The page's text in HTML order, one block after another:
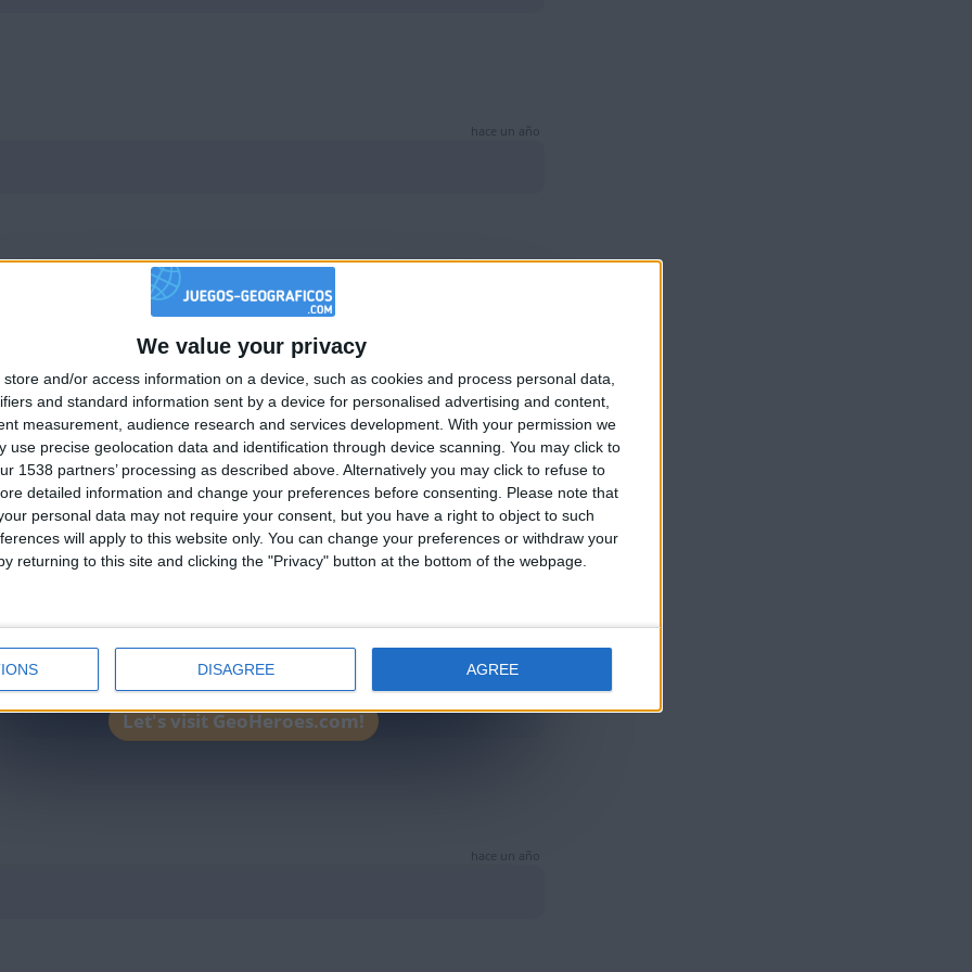
We value your privacy
store and/or access information on a device, such as cookies and process personal data,
and standard information sent by a device for personalised advertising and content,
measurement, audience research and services development. With your permission we
use precise geolocation data and identification through device scanning. You may click to
1538 partners’ processing as described above. Alternatively you may click to refuse to
detailed information and change your preferences before consenting.
Please note that
personal data may not require your consent, but you have a right to object to such
will apply to this website only. You can change your preferences or withdraw your
returning to this site and clicking the "Privacy" button at the bottom of the webpage.
DISAGREE AGREE
hace un año
hace un año
hace un año
hace un año
🇺🇸 We noticed you’re visiting from
an English-speaking country
Join our American version now and be among
the firsts to submit your score on our
leaderboards!
Let's visit GeoHeroes.com!